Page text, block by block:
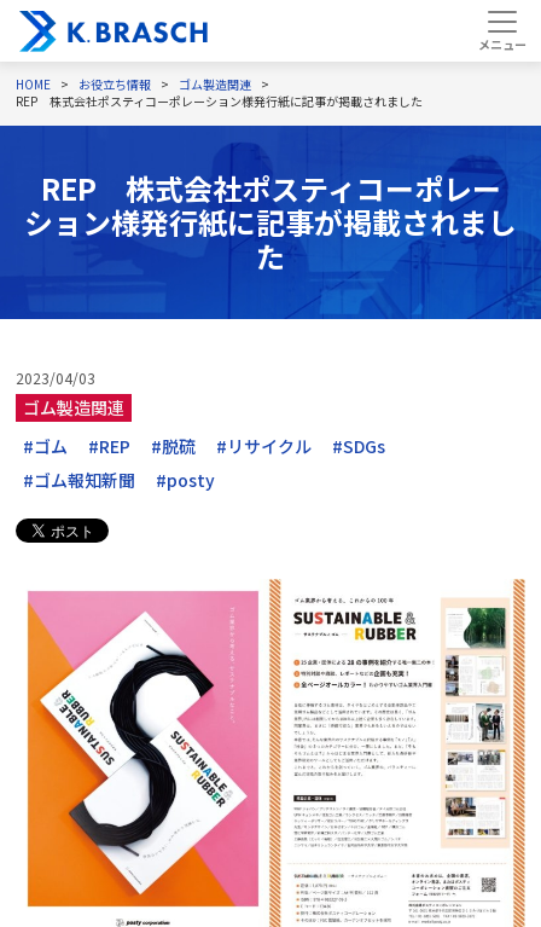
HOME お役立ち情報
ゴム製造関連
REP 株式会社ポスティコーポレーション様発行紙に記事が掲載されました
REP 株式会社ポスティコーポレー
ション様発行紙に記事が掲載されまし
た
2023/04/03
ゴム製造関連
#ゴム
#REP #脱硫 #リサイクル
#SDGs
#ゴム報知新聞
#posty